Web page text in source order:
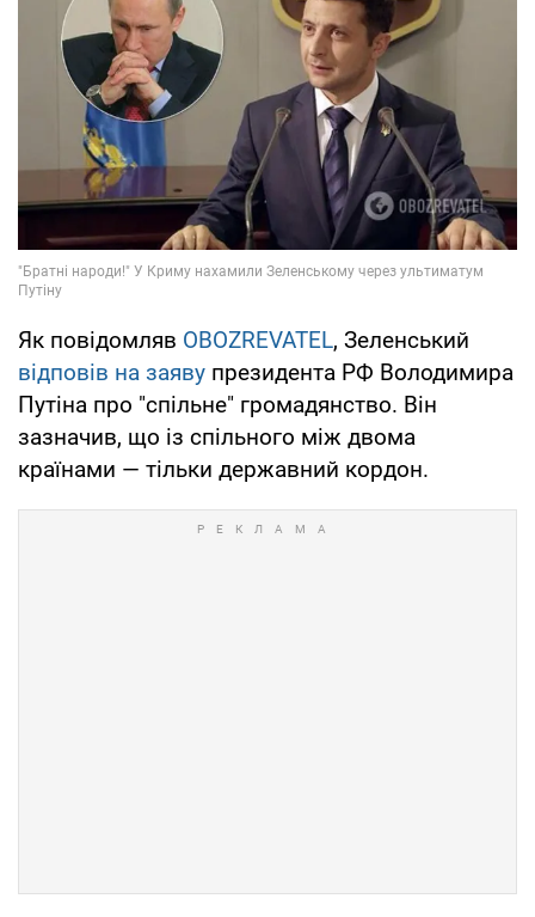
Як повідомляв OBOZREVATEL, Зеленський
відповів на заяву президента РФ Володимира
Путіна про "спільне" громадянство. Він
зазначив, що із спільного між двома
країнами — тільки державний кордон.